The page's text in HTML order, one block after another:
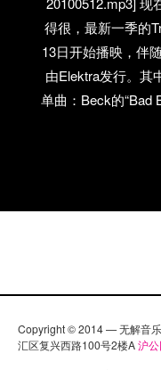
得很，最新一季的
13日开始播映，伴
由Elektra发行。其
单曲：Beck的“Bad
里做过介绍，新专
Voices，
Copyright © 2014 — 无解音
汇区复兴西路100号2楼A沪